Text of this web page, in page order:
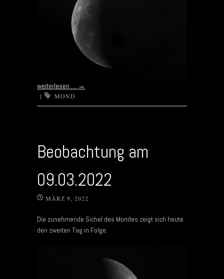
weiterlesen … →
| MOND
Beobachtung am
09.03.2022
MÄRZ 9, 2022
Die zunehmende Sichel des Mondes zeigt sich heute
den zweiten Tag in Folge.